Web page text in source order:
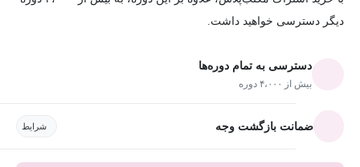
دیگر دسترسی خواهید داشت.
دسترسی به تمام دوره‌ها
بیش از ۴،۰۰۰ دوره
ضمانت بازگشت وجه شرایط